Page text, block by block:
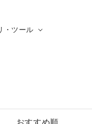
・ツール
おすすめ順